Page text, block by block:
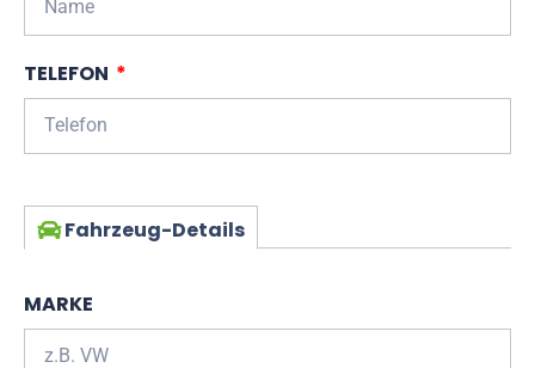
TELEFON
Fahrzeug-Details
MARKE